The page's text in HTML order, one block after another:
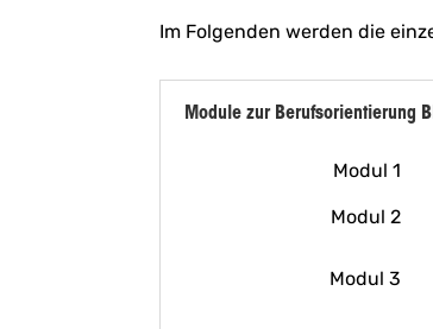
Im Folgenden werden die
Module zur Berufsorientierung
Modul 1
Modul 2
Modul 3